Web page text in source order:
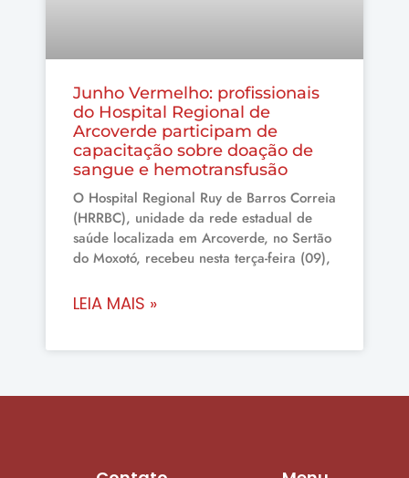
Junho Vermelho: profissionais
do Hospital Regional de
Arcoverde participam de
capacitação sobre doação de
sangue e hemotransfusão
O Hospital Regional Ruy de Barros Correia
(HRRBC), unidade da rede estadual de
saúde localizada em Arcoverde, no Sertão
do Moxotó, recebeu nesta terça-feira (09),
LEIA MAIS »